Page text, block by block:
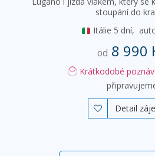
stoupání do
Itálie 5 dní,
od 8 990
Krátkodobé
 Detail